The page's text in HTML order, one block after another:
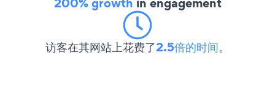
访客在其网站上花费了2.5倍的时间。